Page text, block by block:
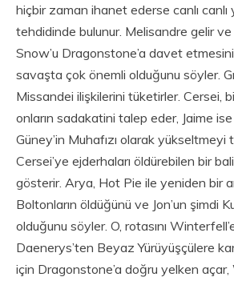
hiçbir zaman ihanet ederse canlı canlı
tehdidinde bulunur. Melisandre gelir ve
Snow’u Dragonstone’a davet
savaşta çok önemli olduğunu söyler.
Missandei ilişkilerini tüketirler. Cersei,
onların sadakatini talep eder, Jaime
Güney’in Muhafızı olarak yükseltmeyi
Cersei’ye ejderhaları öldürebilen bir
gösterir. Arya, Hot Pie ile yeniden bir
Boltonların öldüğünü ve Jon’un şimdi
olduğunu söyler. O, rotasını
Daenerys’ten Beyaz Yürüyüşçülere
için Dragonstone’a doğru yelken açar,